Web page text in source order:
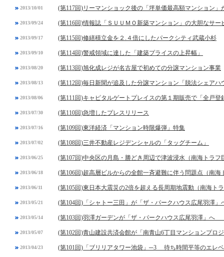
2013/10/01 (第117回)リーマンショック後の「坪単価最高額マンション」
2013/09/24 (第116回)情報誌「ＳＵＵＭＯ新築マンション」の大胆なサー
2013/09/17 (第115回)修繕積立金を２.４倍にしたパークシティ武蔵小杉
2013/09/10 (第114回)警戒領域に達した「建築プライスの上昇幅」
2013/08/20 (第113回)旭化成レジが名古屋で初めての分譲マンション事業
2013/08/13 (第112回)毎日新聞が追及した分譲マンション「脱法シェアハ
2013/08/06 (第111回)キャピタルゲートプレイスの第１期販売で「全戸登
2013/07/30 (第110回)急増したプレスリリース
2013/07/16 (第109回)東洋経済「マンション時限爆弾」特集
2013/07/02 (第108回)三井不動産レジデンシャルの「タッグチーム」
2013/06/25 (第107回)中央区の月島・勝どき周辺で津波浸水（南海トラフ
2013/06/18 (第106回)超高層ビルからの全館一斉避難に伴う問題点（南
2013/06/11 (第105回)東日本大震災の2倍を超える長周期地震動（南海ト
2013/05/21 (第104回)「シャトー三田」が「ザ・パークハウス広尾羽澤」
2013/05/14 (第103回)羽澤ガーデンが「ザ・パークハウス広尾羽澤」へ
2013/05/07 (第102回)青山建設共済会館が「南青山6丁目マンションプロ
2013/04/23 (第101回)「ブリリアタワー池袋」─3 待ち時間平等のエレ